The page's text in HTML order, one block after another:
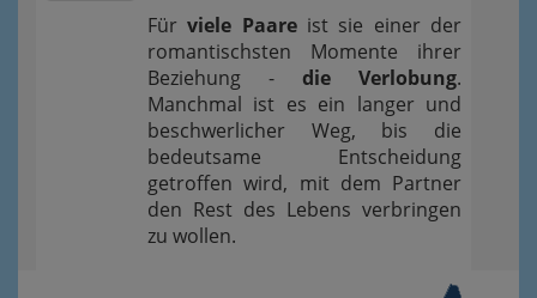
Fürviele Paareist sie einer der
romantischsten Momente ihrer
Beziehung - die Verlobung.
Manchmal ist es ein langer und
beschwerlicher Weg, bis die
bedeutsame Entscheidung
getroffen wird, mit dem Partner
den Rest des Lebens verbringen
zu wollen.